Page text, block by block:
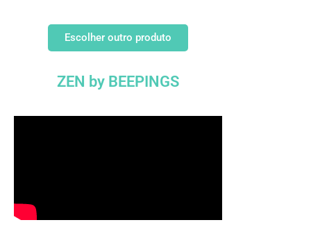
Escolher outro produto
ZEN by BEEPINGS